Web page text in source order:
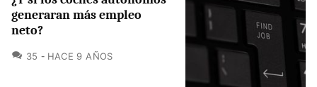
generaran más empleo
neto?
35 COMENTARIOS
HACE 9 AÑOS